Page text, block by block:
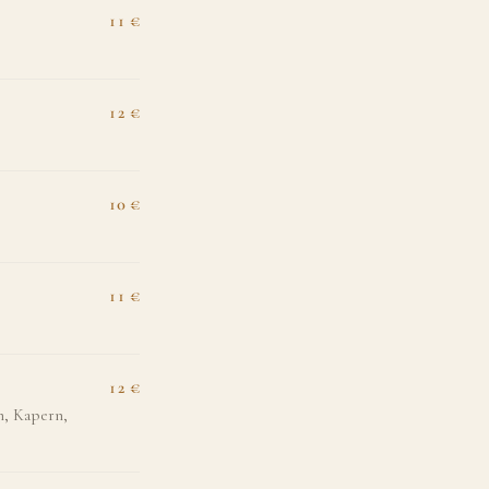
11 €
12 €
10 €
11 €
Kapern,
12 €